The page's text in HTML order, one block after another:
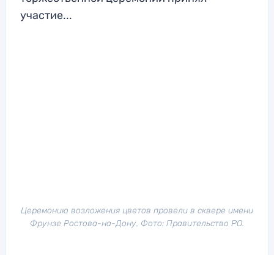
участие...
Церемонию возложения цветов провели в сквере имени
Фрунзе Ростова-на-Дону. Фото: Правительство РО.